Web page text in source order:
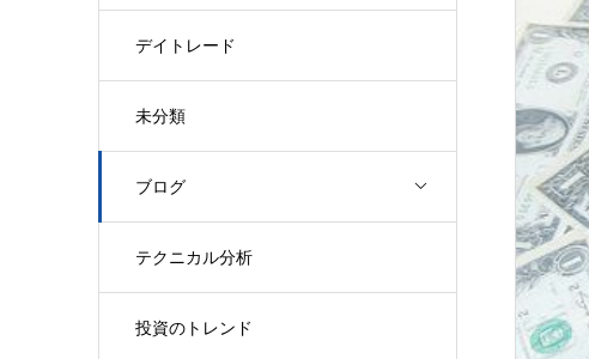
デイトレード
未分類
ブログ
テクニカル分析
投資のトレンド